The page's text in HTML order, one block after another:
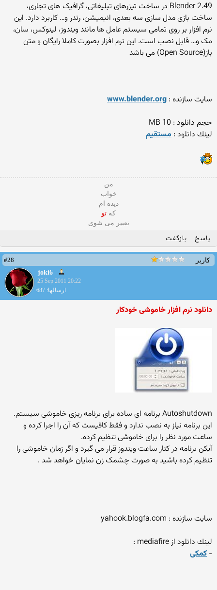
Blender 2.49 در ساخت تیزرهای تبلیغاتی، گرافیک های تجاری،
ساخت بازی مدل سازی سه بعدی، انیمیشن، رندر و… کاربرد دارد. این
نرم افزار بر روی تمامی سیستم عامل ها مانند ویندوز، لینوکس، سان،
مک و… قابل نصب است. این نرم افزار بصورت کاملا رایگان و متن
باز(Open Source) می باشد
سایت سازنده : www.blender.org
حجم دانلود : 10 MB
لينك دانلود : مستقیم
من
خواب
دیده ام
که تو
تعبیر می شوی
پاسخ بازگفت
کاربر
#28
joki6
25 Sep 2011 20:22
ارسالها: 687
دانلود نرم افزار خاموشی خودکار
Autoshutdown برنامه ای ساده برای برنامه ریزی خاموشی سیستم.
این برنامه نیاز به نصب ندارد و فقط کافیست که آن را اجرا کرده و
ساعت مورد نظر را برای خاموشی تنظیم کرده.
آیکن برنامه در کنار ساعت ویندوز قرار می گیرد و اگر زمان خاموشی را
تنظیم کرده باشید به صورت چشمک زن نمایان خواهد شد .
سایت سازنده : yahook.blogfa.com
لينك دانلود از mediafire :
- کمکی